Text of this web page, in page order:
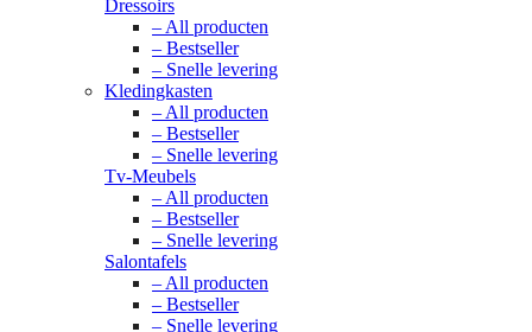
Dressoirs
– All producten
– Bestseller
– Snelle levering
Kledingkasten
– All producten
– Bestseller
– Snelle levering
Tv-Meubels
– All producten
– Bestseller
– Snelle levering
Salontafels
– All producten
– Bestseller
– Snelle levering